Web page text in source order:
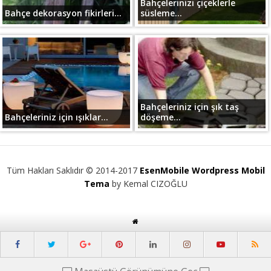
Bahçe dekorasyon fikirleri...
Bahçelerinizi çiçeklerle
süsleme...
Bahçeleriniz için ışıklar...
Bahçeleriniz için şık taş
döşeme...
Tüm Hakları Saklıdır © 2014-2017 EsenMobile Wordpress Mobil
Tema by Kemal CIZOĞLU